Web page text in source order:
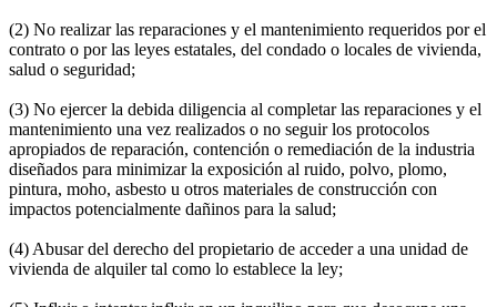
(2) No realizar las reparaciones y el mantenimiento requeridos por el
contrato o por las leyes estatales, del condado o locales de vivienda,
salud o seguridad;
(3) No ejercer la debida diligencia al completar las reparaciones y el
mantenimiento una vez realizados o no seguir los protocolos
apropiados de reparación, contención o remediación de la industria
diseñados para minimizar la exposición al ruido, polvo, plomo,
pintura, moho, asbesto u otros materiales de construcción con
impactos potencialmente dañinos para la salud;
(4) Abusar del derecho del propietario de acceder a una unidad de
vivienda de alquiler tal como lo establece la ley;